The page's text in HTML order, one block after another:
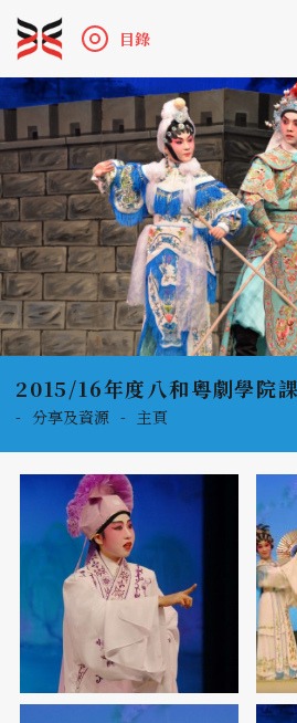
目錄
2015/16年度八和粵劇學院
- 分享及資源 - 主頁